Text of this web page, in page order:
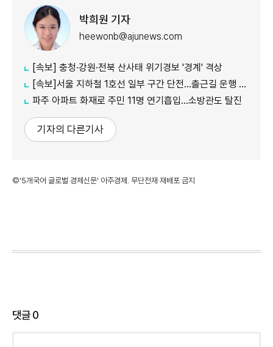
박희원 기자
heewonb@ajunews.com
[속보] 충청·강원·전북 산사태 위기경보 '경계' 격상
[속보]서울 지하철 1호선 일부 구간 단전…출근길 운행 지연
파주 아파트 화재로 주민 11명 연기흡입…소방관도 탈진
기자의 다른기사
©'5개국어 글로벌 경제신문' 아주경제. 무단전재·재배포 금지
댓글0